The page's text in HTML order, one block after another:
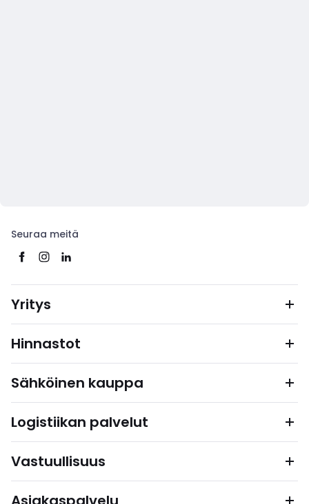
Seuraa meitä
Yritys
Hinnastot
Sähköinen kauppa
Logistiikan palvelut
Vastuullisuus